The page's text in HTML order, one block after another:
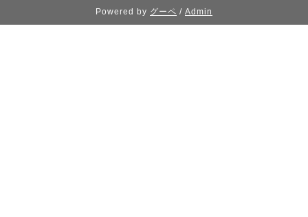
Powered by グーペ / Admin